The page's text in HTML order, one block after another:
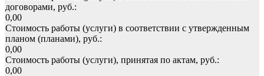
договорами, руб.:
0,00
Стоимость работы (услуги) в соответствии с утвержденным
планом (планами), руб.:
0,00
Стоимость работы (услуги), принятая по актам, руб.:
0,00